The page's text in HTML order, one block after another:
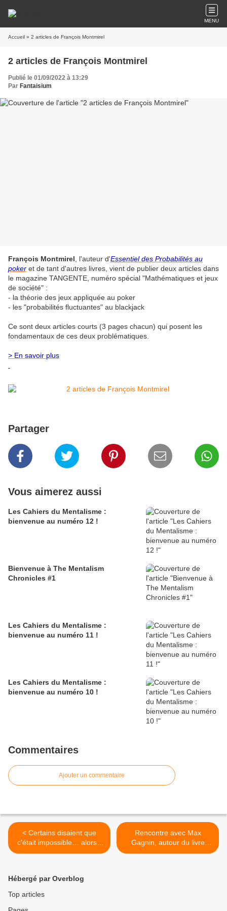
MENU
Accueil » 2 articles de François Montmirel
2 articles de François Montmirel
Publié le 01/09/2022 à 13:29
Par Fantaisium
François Montmirel , l'auteur d'Essentiel des Probabilités au
poker et de tant d'autres livres, vient de publier deux articles dans
le magazine TANGENTE, numéro spécial "Mathématiques et jeux
de société" :
- la théorie des jeux appliquée au poker
- les "probabilités fluctuantes" au blackjack
Ce sont deux articles courts (3 pages chacun) qui posent les
fondamentaux de ces deux problématiques.
> En savoir plus
Partager
Vous aimerez aussi
Les Cahiers du Mentalisme :
bienvenue au numéro 12 !
Bienvenue à The Mentalism
Chronicles #1
Les Cahiers du Mentalisme :
bienvenue au numéro 11 !
Les Cahiers du Mentalisme :
bienvenue au numéro 10 !
Commentaires
Ajouter un commentaire
< Certains disaient que
c'était impossible… alors il
l'a fait !
Rencontre avec Max
Gagnin, autour du livre
Essentiel des Paris Sportifs
Hébergé par Overblog
Top articles